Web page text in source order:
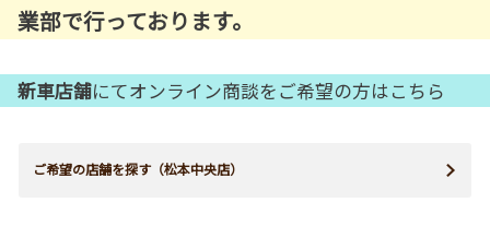
業部で行っております。
新車店舗にてオンライン商談をご希望の方はこちら
ご希望の店舗を探す（松本中央店）